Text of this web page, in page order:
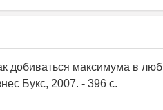
добиваться максимума в
Букс, 2007. - 396 с.